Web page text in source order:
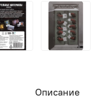
Описание